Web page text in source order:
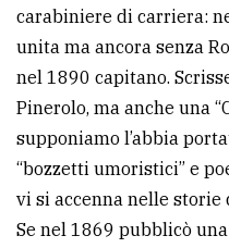
carabiniere di carriera:
unita ma ancora senza
nel 1890 capitano.
Pinerolo, ma anche una
supponiamo l’abbia
“bozzetti umoristici” e
vi si accenna nelle
Se nel 1869 pubblicò